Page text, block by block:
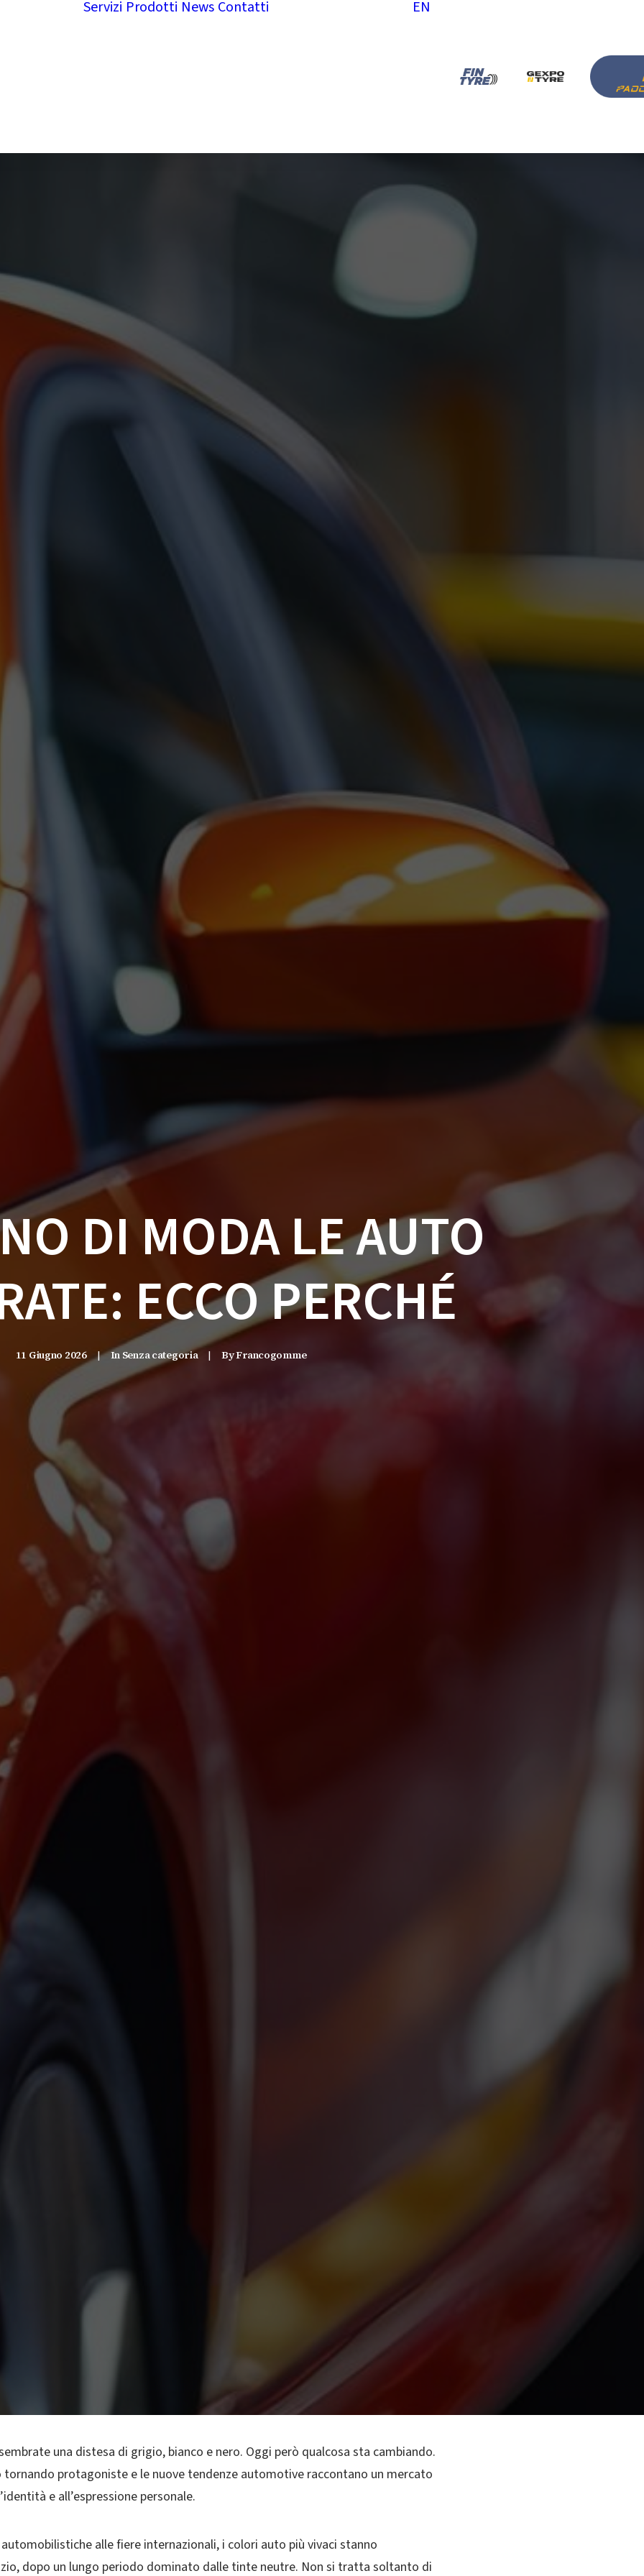
Servizi Prodotti News Contatti EN
DI MODA LE AUTO
ECCO PERCHÉ
11 Giugno 2026 | In Senza categoria | ByFrancogomme
una distesa di grigio, bianco e nero. Oggi però qualcosa sta cambiando.
protagoniste e le nuove tendenze automotive raccontano un mercato
e all’espressione personale.
alle fiere internazionali, i colori auto più vivaci stanno
dopo un lungo periodo dominato dalle tinte neutre. Non si tratta soltanto di